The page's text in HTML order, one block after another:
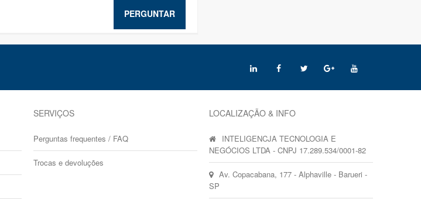
PERGUNTAR
SERVIÇOS
Perguntas frequentes / FAQ
Trocas e devoluções
LOCALIZAÇÃO & INFO
INTELIGENCJA TECNOLOGIA E
NEGÓCIOS LTDA - CNPJ 17.289.534/0001-82
Av. Copacabana, 177 - Alphaville - Barueri -
SP